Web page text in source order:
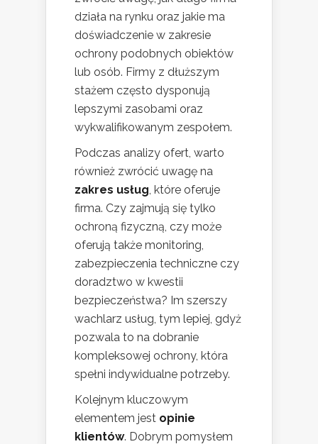
działa na rynku oraz jakie ma
doświadczenie w zakresie
ochrony podobnych obiektów
lub osób. Firmy z dłuższym
stażem często dysponują
lepszymi zasobami oraz
wykwalifikowanym zespołem.
Podczas analizy ofert, warto
również zwrócić uwagę na
zakres usług , które oferuje
firma. Czy zajmują się tylko
ochroną fizyczną, czy może
oferują także monitoring,
zabezpieczenia techniczne czy
doradztwo w kwestii
bezpieczeństwa? Im szerszy
wachlarz usług, tym lepiej, gdyż
pozwala to na dobranie
kompleksowej ochrony, która
spełni indywidualne potrzeby.
Kolejnym kluczowym
elementem jest opinie
klientów. Dobrym pomysłem